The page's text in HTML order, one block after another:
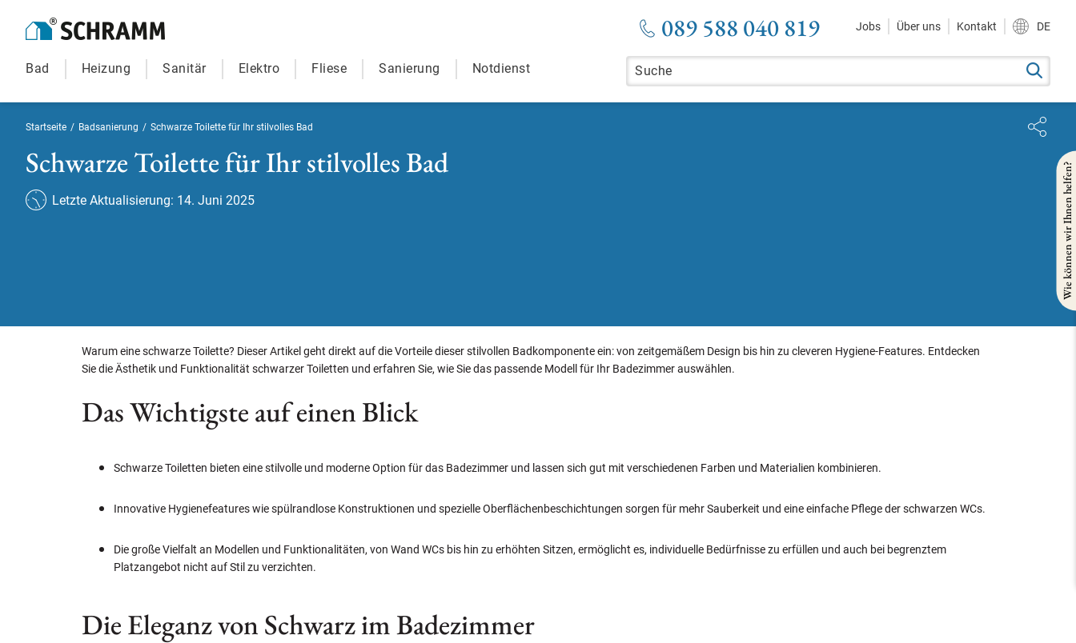
089 588 040 819 Jobs Über uns Kontakt DE
Bad Heizung Sanitär Elektro Fliese Sanierung Notdienst
Startseite / Badsanierung / Schwarze Toilette für Ihr stilvolles Bad
Schwarze Toilette für Ihr stilvolles Bad
Letzte Aktualisierung: 14. Juni 2025
Warum eine schwarze Toilette? Dieser Artikel geht direkt auf die Vorteile dieser stilvollen Badkomponente ein: von zeitgemäßem Design bis hin zu cleveren Hygiene-Features. Entdecken
Sie die Ästhetik und Funktionalität schwarzer Toiletten und erfahren Sie, wie Sie das passende Modell für Ihr Badezimmer auswählen.
Das Wichtigste auf einen Blick
Schwarze Toiletten bieten eine stilvolle und moderne Option für das Badezimmer und lassen sich gut mit verschiedenen Farben und Materialien kombinieren.
Innovative Hygienefeatures wie spülrandlose Konstruktionen und spezielle Oberflächenbeschichtungen sorgen für mehr Sauberkeit und eine einfache Pflege der schwarzen WCs.
Die große Vielfalt an Modellen und Funktionalitäten, von Wand WCs bis hin zu erhöhten Sitzen, ermöglicht es, individuelle Bedürfnisse zu erfüllen und auch bei begrenztem
Platzangebot nicht auf Stil zu verzichten.
Die Eleganz von Schwarz im Badezimmer
Wie können wir Ihnen helfen?